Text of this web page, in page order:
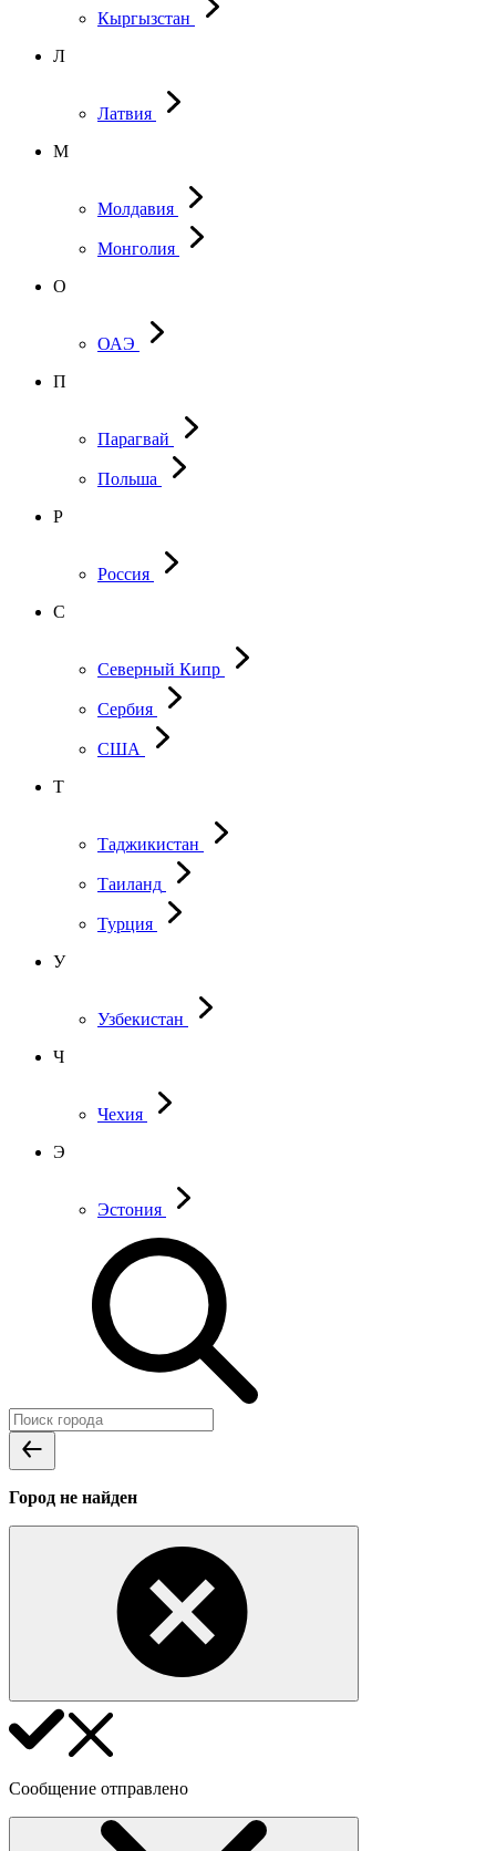
Кыргызстан
Л
Латвия
М
Молдавия
Монголия
О
ОАЭ
П
Парагвай
Польша
Р
Россия
С
Северный Кипр
Сербия
США
Т
Таджикистан
Таиланд
Турция
У
Узбекистан
Ч
Чехия
Э
Эстония
Город не найден
Сообщение отправлено